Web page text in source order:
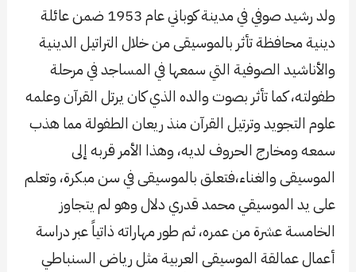
ولد رشيد صوفي في مدينة كوباني عام 1953 ضمن عائلة
دينية محافظة تأثر بالموسيقى من خلال التراتيل الدينية
والأناشيد الصوفية التي سمعها في المساجد في مرحلة
طفولته، كما تأثر بصوت والده الذي كان يرتل القرآن وعلمه
علوم التجويد وترتيل القرآن منذ ريعان الطفولة مما هذب
سمعه ومخارج الحروف لديه، وهذا الأمر قربه إلى
الموسيقى والغناء،فتعلق بالموسيقى في سن مبكرة، وتعلم
على يد الموسيقي محمد قدري دلال وهو لم يتجاوز
الخامسة عشرة من عمره، ثم طور مهاراته ذاتياً عبر دراسة
أعمال عمالقة الموسيقى العربية مثل رياض السنباطي